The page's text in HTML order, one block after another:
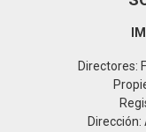
Directores: